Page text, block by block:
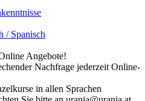
/ Spanisch
Angebote!
Nachfrage jederzeit Online-
in allen Sprachen